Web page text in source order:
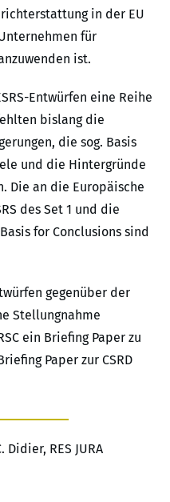
in der EU
für
ist.
Entwürfen eine Reihe
bislang die
die sog. Basis
und die Hintergründe
Die an die Europäische
des Set 1 und die
for Conclusions sind
gegenüber der
Stellungnahme
ein Briefing Paper zu
Paper zur CSRD
Didier, RES JURA